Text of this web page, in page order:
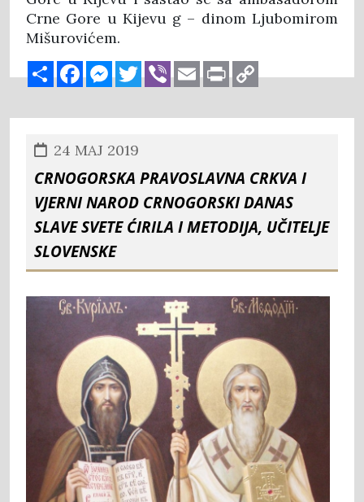
Crne Gore u Kijevu g – dinom Ljubomirom
Mišurovićem.
ShareFacebook
Messenger
Twitter
ViberEmailPrint
Link
24 MAJ 2019
CRNOGORSKA PRAVOSLAVNA CRKVA I
VJERNI NAROD CRNOGORSKI DANAS
SLAVE SVETE ĆIRILA I METODIJA, UČITELJE
SLOVENSKE